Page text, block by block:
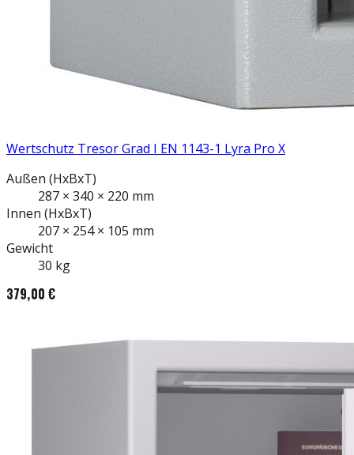
Wertschutz Tresor Grad I EN 1143-1 Lyra Pro X
Außen (HxBxT)
287 × 340 × 220 mm
Innen (HxBxT)
207 × 254× 105 mm
Gewicht
30 kg
379,00 €